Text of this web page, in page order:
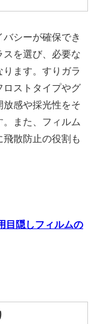
シーが確保でき
スを選び、必要な
ます。すりガラ
ロストタイプやグ
放感や採光性をそ
また、フィルム
散防止の役割も
目隠しフィルムの